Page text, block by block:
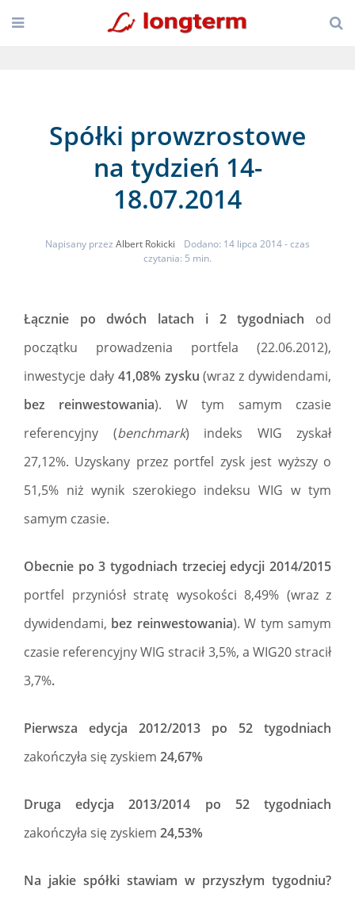
Spółki prowzrostowe
na tydzień 14-
18.07.2014
Napisany przez Albert Rokicki Dodano: 14 lipca 2014- czas
czytania: 5 min.
Łącznie po dwóch latach i 2 tygodniach od
początku prowadzenia portfela (22.06.2012),
inwestycje dały 41,08% zysku (wraz z dywidendami,
bez reinwestowania). W tym samym czasie
referencyjny (benchmark) indeks WIG zyskał
27,12%. Uzyskany przez portfel zysk jest wyższy o
51,5% niż wynik szerokiego indeksu WIG w tym
samym czasie.
Obecnie po 3 tygodniach trzeciej edycji 2014/2015
portfel przyniósł stratę wysokości 8,49% (wraz z
dywidendami, bez reinwestowania). W tym samym
czasie referencyjny WIG stracił 3,5%, a WIG20 stracił
3,7%.
Pierwsza edycja 2012/2013 po 52 tygodniach
zakończyła się zyskiem 24,67%
Druga edycja 2013/2014 po 52 tygodniach
zakończyła się zyskiem 24,53%
Na jakie spółki stawiam w przyszłym tygodniu?